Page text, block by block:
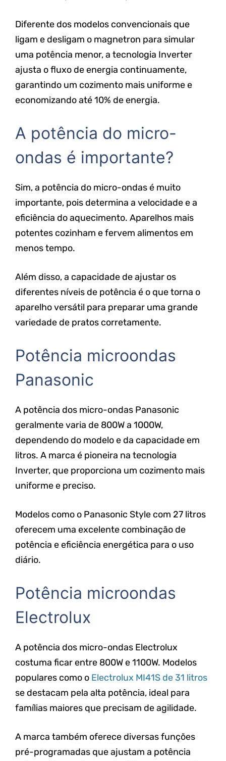
Diferente dos modelos convencionais que
ligam e desligam o magnetron para simular
uma potência menor, a tecnologia Inverter
ajusta o fluxo de energia continuamente,
garantindo um cozimento mais uniforme e
economizando até 10% de energia.
A potência do micro-
ondas é importante?
Sim, a potência do micro-ondas é muito
importante, pois determina a velocidade e a
eficiência do aquecimento. Aparelhos mais
potentes cozinham e fervem alimentos em
menos tempo.
Além disso, a capacidade de ajustar os
diferentes níveis de potência é o que torna o
aparelho versátil para preparar uma grande
variedade de pratos corretamente.
Potência microondas
Panasonic
A potência dos micro-ondas Panasonic
geralmente varia de 800W a 1000W,
dependendo do modelo e da capacidade em
litros. A marca é pioneira na tecnologia
Inverter, que proporciona um cozimento mais
uniforme e preciso.
Modelos como o Panasonic Style com 27 litros
oferecem uma excelente combinação de
potência e eficiência energética para o uso
diário.
Potência microondas
Electrolux
A potência dos micro-ondas Electrolux
costuma ficar entre 800W e 1100W. Modelos
populares como o Electrolux MI41S de 31 litros
se destacam pela alta potência, ideal para
famílias maiores que precisam de agilidade.
A marca também oferece diversas funções
pré-programadas que ajustam a potência